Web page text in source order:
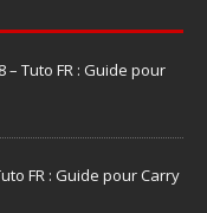
– Tuto FR : Guide pour
FR : Guide pour Carry